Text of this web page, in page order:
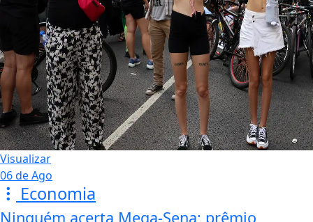
Visualizar
06 de Ago
Economia
Ninguém acerta Mega-Sena; prêmio